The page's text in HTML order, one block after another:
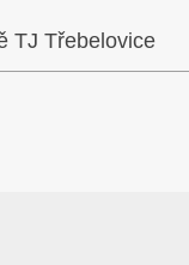
TJ Třebelovice